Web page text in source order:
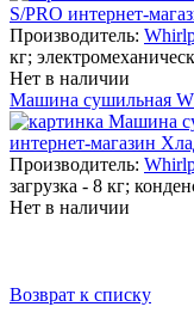
Производитель:
кг;
Нет в наличии
Машина сушильная
Производитель:
загрузка - 8 кг;
Нет в наличии
Возврат к списку